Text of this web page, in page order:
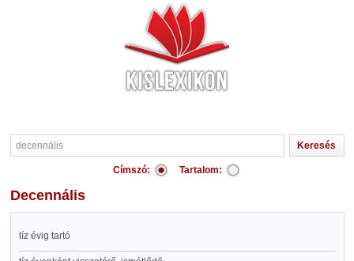
Címszó: Tartalom:
decennális
tíz évig tartó